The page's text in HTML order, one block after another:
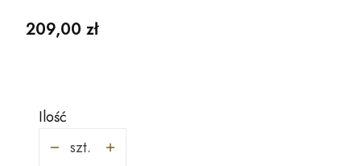
Cena
209,00 zł
Ilość
szt.